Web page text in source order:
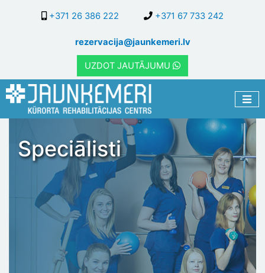
galveno
saturu
+371 26 386 222 +371 67 733 242
rezervacija@jaunkemeri.lv
UZDOT JAUTĀJUMU
Speciālisti